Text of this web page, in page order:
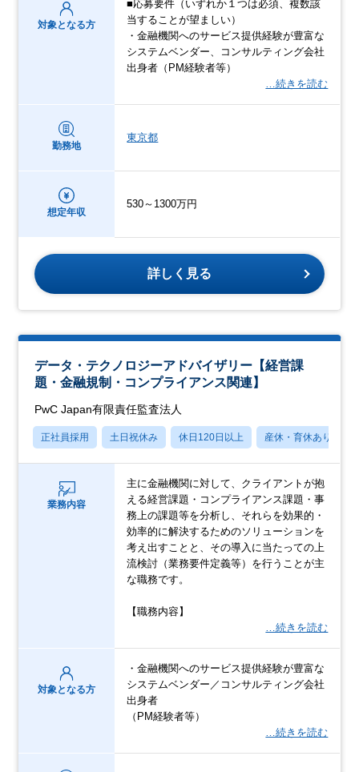
対象となる方
■応募要件（いずれか１つは必須、複数該
当することが望ましい）
・金融機関へのサービス提供経験が豊富な
システムベンダー、コンサルティング会社
出身者（PM経験者等）
…続きを読む
勤務地
東京都
想定年収
530～1300万円
詳しく見る
データ・テクノロジーアドバイザリー【経営課
題・金融規制・コンプライアンス関連】
PwC Japan有限責任監査法人
正社員採用 土日祝休み 休日120日以上 産休・育休あり
業務内容
主に金融機関に対して、クライアントが抱
える経営課題・コンプライアンス課題・事
務上の課題等を分析し、それらを効果的・
効率的に解決するためのソリューションを
考え出すことと、その導入に当たっての上
流検討（業務要件定義等）を行うことが主
な職務です。
【職務内容】
…続きを読む
対象となる方
・金融機関へのサービス提供経験が豊富な
システムベンダー／コンサルティング会社
出身者
（PM経験者等）
…続きを読む